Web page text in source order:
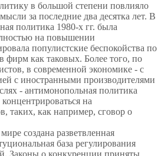
в большой степени повлияло
за последние два десятка лет. В
политика 1980-х гг. была
на повышении
популистские беспокойства по
фирм как таковых. Более того, по
в современной экономике - с
с иностранными производителями
- антимонопольная политика
на
таких, как например, сговор о
создана разветвленная
база регулирования
Законы о конкуренции приняты